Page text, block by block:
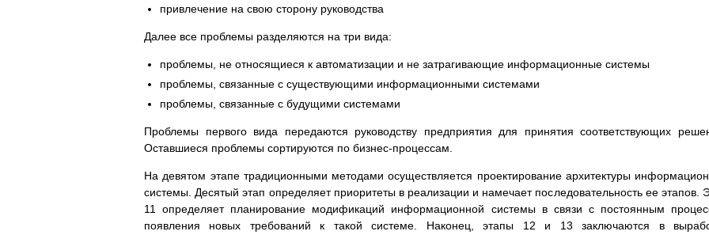
привлечение на свою сторону руководства
Далее все проблемы разделяются на три вида:
проблемы, не относящиеся к автоматизации и не затрагивающие информационные системы
проблемы, связанные с существующими информационными системами
проблемы, связанные с будущими системами
Проблемы первого вида передаются руководству предприятия для принятия соответствующих
Оставшиеся проблемы сортируются по бизнес-процессам.
На девятом этапе традиционными методами осуществляется проектирование архитектуры
системы. Десятый этап определяет приоритеты в реализации и намечает последовательность ее этапов.
11 определяет планирование модификаций информационной системы в связи с постоянным
появления новых требований к такой системе. Наконец, этапы 12 и 13 заключаются в